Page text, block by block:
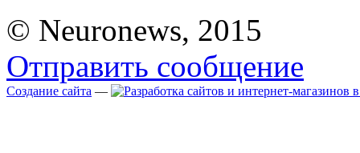
© Neuronews, 2015
Отправить сообщение
Создание сайта —